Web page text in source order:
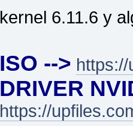
kernel 6.11.6 y
ISO -->
DRIVER
https://